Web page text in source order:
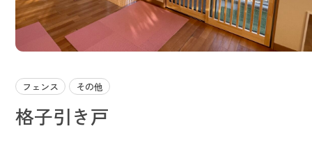
CONTACT
STORY PAGEPROJECT
フェンス その他
格子引き戸